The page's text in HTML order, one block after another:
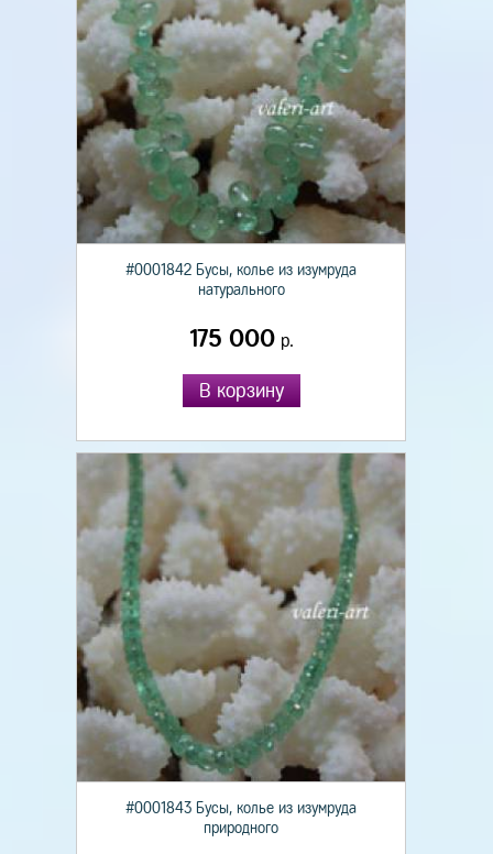
#0001842 Бусы, колье из изумруда
натурального
175 000р.
В корзину
#0001843 Бусы, колье из изумруда
природного